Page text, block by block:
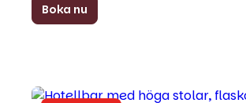
Boka nu